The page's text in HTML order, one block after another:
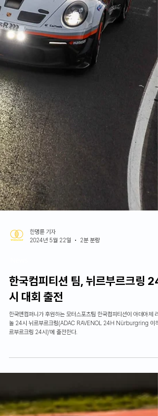
한명륜 기자
2024년 5월 22일
News
한국컴피티션 팀, 뉘르부르크링 24
시 대회 출전
한국앤컴퍼니가 후원하는 모터스포츠팀 한국컴피티션이 아데아체 라